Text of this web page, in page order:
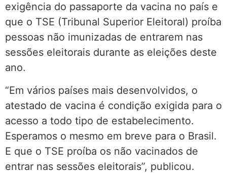
exigência do passaporte da vacina no país e
que o TSE (Tribunal Superior Eleitoral) proíba
pessoas não imunizadas de entrarem nas
sessões eleitorais durante as eleições deste
ano.
“Em vários países mais desenvolvidos, o
atestado de vacina é condição exigida para o
acesso a todo tipo de estabelecimento.
Esperamos o mesmo em breve para o Brasil.
E que o TSE proíba os não vacinados de
entrar nas sessões eleitorais”, publicou.